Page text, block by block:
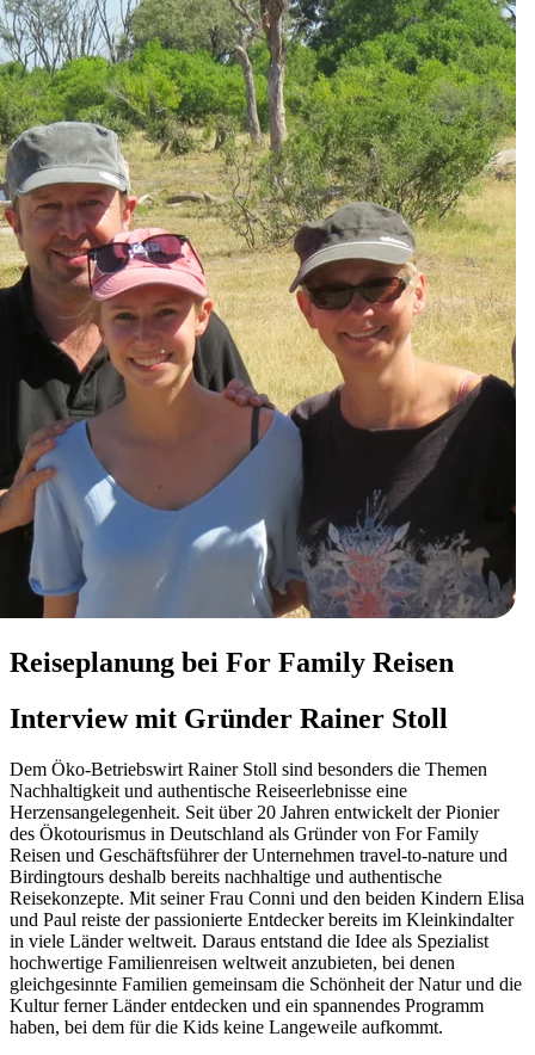
Reiseplanung bei For Family Reisen
Interview mit Gründer Rainer Stoll
Dem Öko-Betriebswirt Rainer Stoll sind besonders die Themen
Nachhaltigkeit und authentische Reiseerlebnisse eine
Herzensangelegenheit. Seit über 20 Jahren entwickelt der Pionier
des Ökotourismus in Deutschland als Gründer von For Family
Reisen und Geschäftsführer der Unternehmen travel-to-nature und
Birdingtours deshalb bereits nachhaltige und authentische
Reisekonzepte. Mit seiner Frau Conni und den beiden Kindern Elisa
und Paul reiste der passionierte Entdecker bereits im Kleinkindalter
in viele Länder weltweit. Daraus entstand die Idee als Spezialist
hochwertige Familienreisen weltweit anzubieten, bei denen
gleichgesinnte Familien gemeinsam die Schönheit der Natur und die
Kultur ferner Länder entdecken und ein spannendes Programm
haben, bei dem für die Kids keine Langeweile aufkommt.